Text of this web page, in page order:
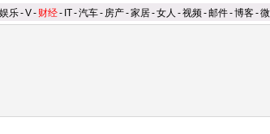
娱乐-V- 财经- IT-汽车- 房产-家居-女人 -视频-邮件-博客-